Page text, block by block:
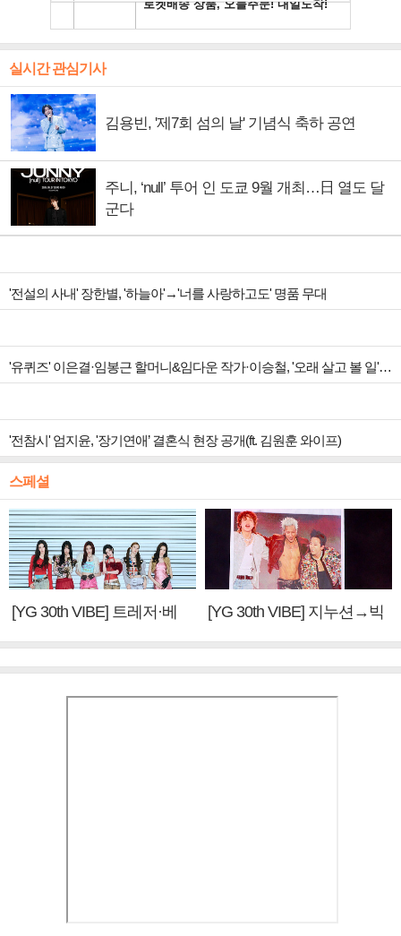
실시간 관심기사
김용빈, '제7회 섬의 날' 기념식 축하 공연
주니, ‘null’ 투어 인 도쿄 9월 개최…日 열도 달
군다
'전설의 사내' 장한별, '하늘아'→'너를 사랑하고도' 명품 무대
'유퀴즈' 이은결·임봉근 할머니&임다운 작가·이승철, '오래 살고 볼 일' 특집 출격
'전참시' 엄지윤, '장기연애’ 결혼식 현장 공개(ft. 김원훈 와이프)
스페셜
[YG 30th VIBE] 트레저·베
[YG 30th VIBE] 지누션→빅